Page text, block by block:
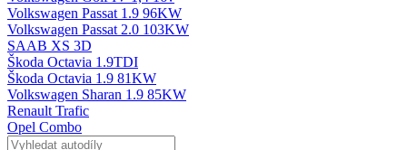
Volkswagen Passat 1.9 96KW
Volkswagen Passat 2.0 103KW
SAAB XS 3D
Škoda Octavia 1.9TDI
Škoda Octavia 1.9 81KW
Volkswagen Sharan 1.9 85KW
Renault Trafic
Opel Combo